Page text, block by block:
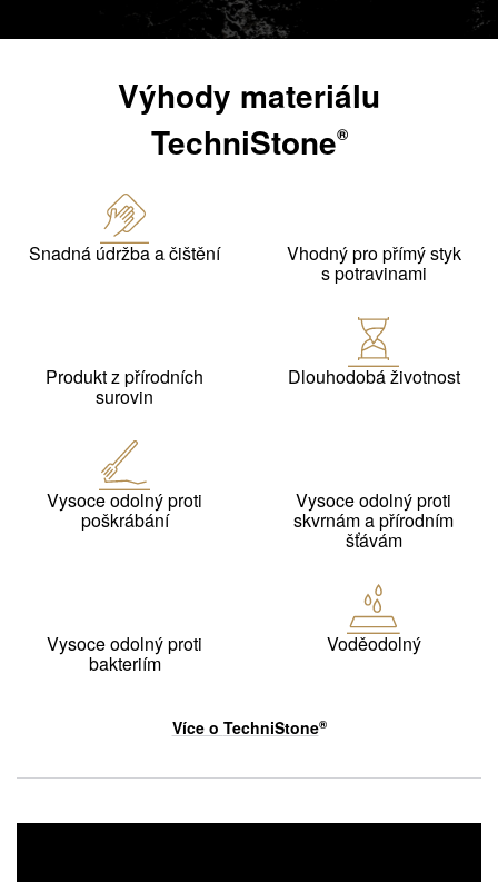
Výhody materiálu
TechniStone®
Snadná údržba a čištění Vhodný pro přímý styk
s potravinami
Produkt z přírodních
surovin
Dlouhodobá životnost
Vysoce odolný proti
poškrábání
Vysoce odolný proti
skvrnám a přírodním
šťávám
Vysoce odolný proti
bakteriím
Voděodolný
Více o TechniStone®